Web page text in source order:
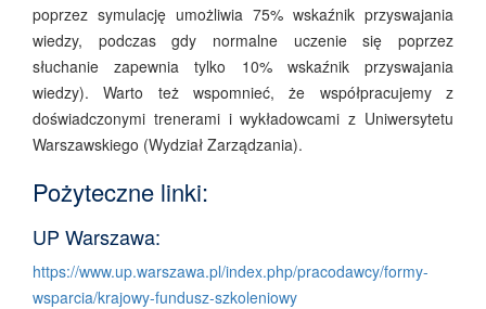
poprzez symulację umożliwia 75% wskaźnik przyswajania
wiedzy, podczas gdy normalne uczenie się poprzez
słuchanie zapewnia tylko 10% wskaźnik przyswajania
wiedzy). Warto też wspomnieć, że współpracujemy z
doświadczonymi trenerami i wykładowcami z Uniwersytetu
Warszawskiego (Wydział Zarządzania).
Pożyteczne linki:
UP Warszawa:
https://www.up.warszawa.pl/index.php/pracodawcy/formy-
wsparcia/krajowy-fundusz-szkoleniowy